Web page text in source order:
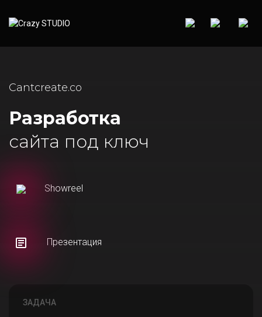
Cantcreate.co
Разработка
сайта под ключ
Showreel
Презентация
ЗАДАЧА